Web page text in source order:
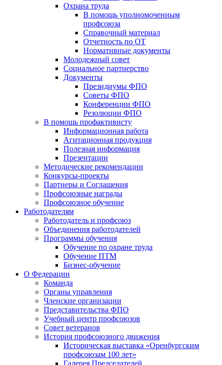
Охрана труда
В помощь уполномоченным
профсоюза
Справочный материал
Отчетность по ОТ
Нормативные документы
Молодежный совет
Социальное партнерство
Документы
Президиумы ФПО
Советы ФПО
Конференции ФПО
Резолюции ФПО
В помощь профактивисту
Информационная работа
Агитационная продукция
Полезная информация
Презентации
Методические рекомендации
Конкурсы-проекты
Партнеры и Соглашения
Профсоюзные награды
Профсоюзное обучение
Работодателям
Работодатель и профсоюз
Объединения работодателей
Программы обучения
Обучение по охране труда
Обучение ПТМ
Бизнес-обучение
О Федерации
Команда
Органы управления
Членские организации
Представительства ФПО
Учебный центр профсоюзов
Совет ветеранов
История профсоюзного движения
Историческая выставка «Оренбургским
профсоюзам 100 лет»
Галерея Председателей